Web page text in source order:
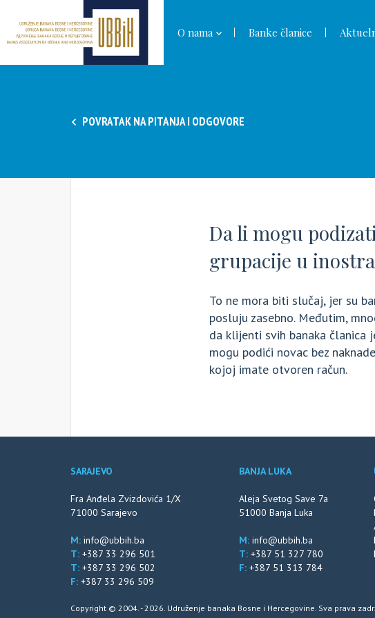
O nama Banke članice
POVRATAK NA PITANJA I ODGOVORE
Da li mogu
grupacije u
To ne mora biti slučaj, jer su
posluju zasebno. Međutim,
da klijenti svih banaka članica
mogu podići novac bez
kojoj imate otvoren račun.
SARAJEVO
Fra Anđela Zvizdovića 1/X
71000 Sarajevo
M: info@ubbih.ba
T: +387 33 296 501
T: +387 33 296 502
F: +387 33 296 509
BANJA LUKA
Aleja Svetog Save 7a
51000 Banja Luka
M: info@ubbih.ba
T:+387 51 327 780
F:+387 51 313 784
Copyright © 2004. - 2026. Udruženje banaka Bosne i Hercegovine. Sva prava